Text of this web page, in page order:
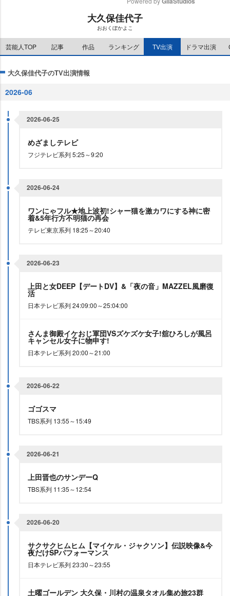
e
大久保佳代子
おおくぼかよこ
芸能人TOP 記事 作品 ランキング TV出演 ドラマ出演
大久保佳代子のTV出演情報
2026-06
2026-06-25
めざましテレビ
フジテレビ系列 5:25～9:20
2026-06-24
ワンにゃフル★地上波初!シャー猫を激カワにする神に密
着&5年行方不明猫の再会
テレビ東京系列 18:25～20:40
2026-06-23
上田と女DEEP【デートDV】&「夜の音」MAZZEL風磨復
活
日本テレビ系列 24:09:00～25:04:00
さんま御殿イケおじ軍団VSズケズケ女子!舘ひろしが風呂
キャンセル女子に物申す!
日本テレビ系列 20:00～21:00
2026-06-22
ゴゴスマ
TBS系列 13:55～15:49
2026-06-21
上田晋也のサンデーQ
TBS系列 11:35～12:54
2026-06-20
サクサクヒムヒム【マイケル・ジャクソン】伝説映像&今
夜だけSPパフォーマンス
日本テレビ系列 23:30～23:55
土曜ゴールデン 大久保・川村の温泉タオル集め旅23群